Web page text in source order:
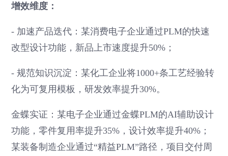
增效维度：
- 加速产品迭代：某消费电子企业通过PLM的快速
改型设计功能，新品上市速度提升50%；
- 规范知识沉淀：某化工企业将1000+条工艺经验转
化为可复用模板，研发效率提升30%。
金蝶实证：某电子企业通过金蝶PLM的AI辅助设计
功能，零件复用率提升35%，设计效率提升40%；
某装备制造企业通过“精益PLM”路径，项目交付周